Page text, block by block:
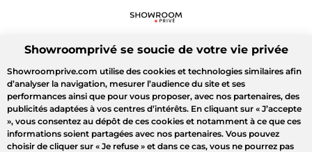
Showroomprivé se soucie de votre vie privée
Showroomprive.com utilise des cookies et technologies similaires afin
d’analyser la navigation, mesurer l’audience du site et ses
performances ainsi que pour vous proposer, avec nos partenaires, des
publicités adaptées à vos centres d’intérêts. En cliquant sur « J’accepte
», vous consentez au dépôt de ces cookies et notamment à ce que ces
informations soient partagées avec nos partenaires. Vous pouvez
choisir de cliquer sur « Je refuse » et dans ce cas, vous ne pourrez pas